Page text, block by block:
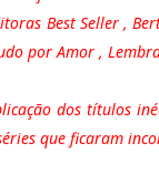
Best Seller ,
por Amor ,
dos títulos
que ficaram